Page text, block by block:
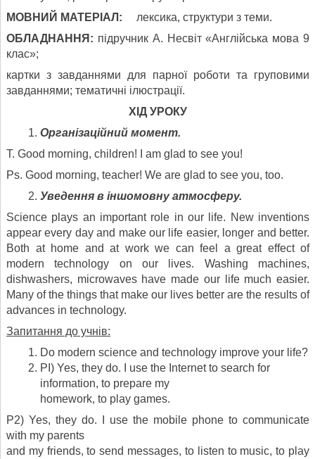
МОВНИЙ МАТЕРІАЛ:
лексика, структури з теми.
ОБЛАДНАННЯ: підручник А. Несвіт «Англійська мова 9
клас»;
картки з завданнями для парної роботи та груповими
завданнями; тематичні ілюстрації.
ХІД УРОКУ
Організаційний момент.
Т. Good morning, children! I am glad to see you!
Ps. Good morning, teacher! We are glad to see you, too.
Уведення в іншомовну атмосферу.
Science plays an important role in our life. New inventions
appear every day and make our life easier, longer and better.
Both at home and at work we can feel a great effect of
modern technology on our lives. Washing machines,
dishwashers, microwaves have made our life much easier.
Many of the things that make our lives better are the results of
advances in technology.
Запитання до учнів:
Do modern science and technology improve your life?
PI) Yes, they do. I use the Internet to search for
information, to prepare my
homework, to play games.
P2) Yes, they do. I use the mobile phone to communicate
with my parents
and my friends, to send messages, to listen to music, to play